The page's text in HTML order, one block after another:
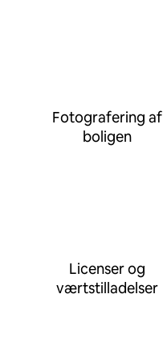
Fotografering af
boligen
Licenser og
værtstilladelser